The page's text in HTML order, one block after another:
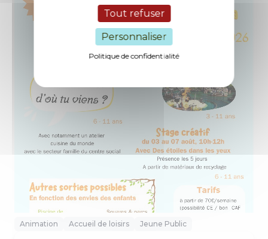
Tout refuser
Personnaliser
Politique de confidentialité
Animation Accueil de loisirs Jeune Public